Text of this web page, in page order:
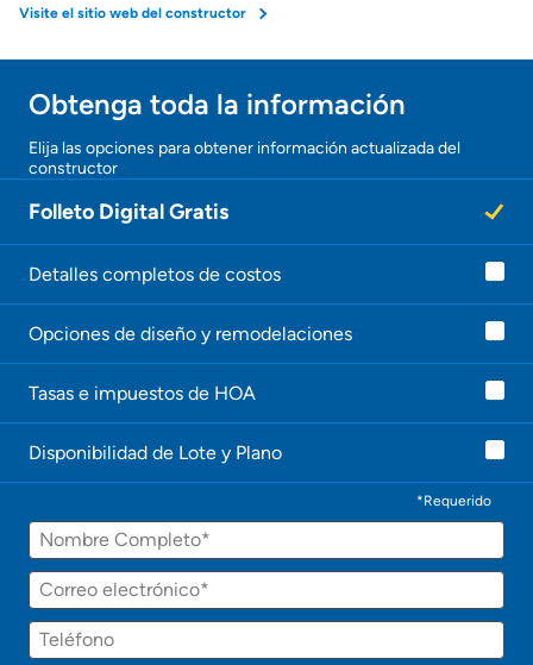
Visite el sitio web del constructor
Obtenga toda la información
Elija las opciones para obtener información actualizada del
constructor
Folleto Digital Gratis
Detalles completos de costos
Opciones de diseño y remodelaciones
Tasas e impuestos de HOA
Disponibilidad de Lote y Plano
*Requerido